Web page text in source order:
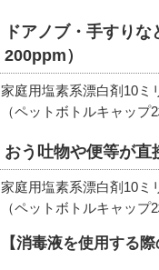
ドアノブ・手すり
200ppm）
家庭用塩素系漂白剤10ミ
（ペットボトルキャップ2
おう吐物や便等が直
家庭用塩素系漂白剤10ミ
（ペットボトルキャップ2
【消毒液を使用する際